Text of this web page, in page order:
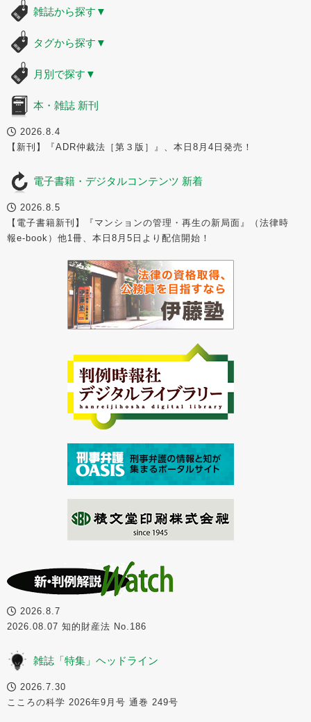
雑誌から探す ▼
タグから探す ▼
月別で探す ▼
本・雑誌 新刊
2026.8.4
【新刊】『ADR仲裁法［第３版］』、本日8月4日発売！
電子書籍・デジタルコンテンツ 新着
2026.8.5
【電子書籍新刊】『マンションの管理・再生の新局面』（法律時
報e-book）他1冊、本日8月5日より配信開始！
2026.8.7
2026.08.07 知的財産法 No.186
雑誌「特集」ヘッドライン
2026.7.30
こころの科学 2026年9月号 通巻 249号